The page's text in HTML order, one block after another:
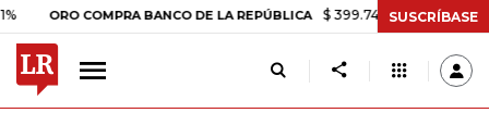
ORO COMPRA BANCO DE LA REPÚBLICA $ 399.745,16 +$ 2.295,71
SUSCRÍBASE